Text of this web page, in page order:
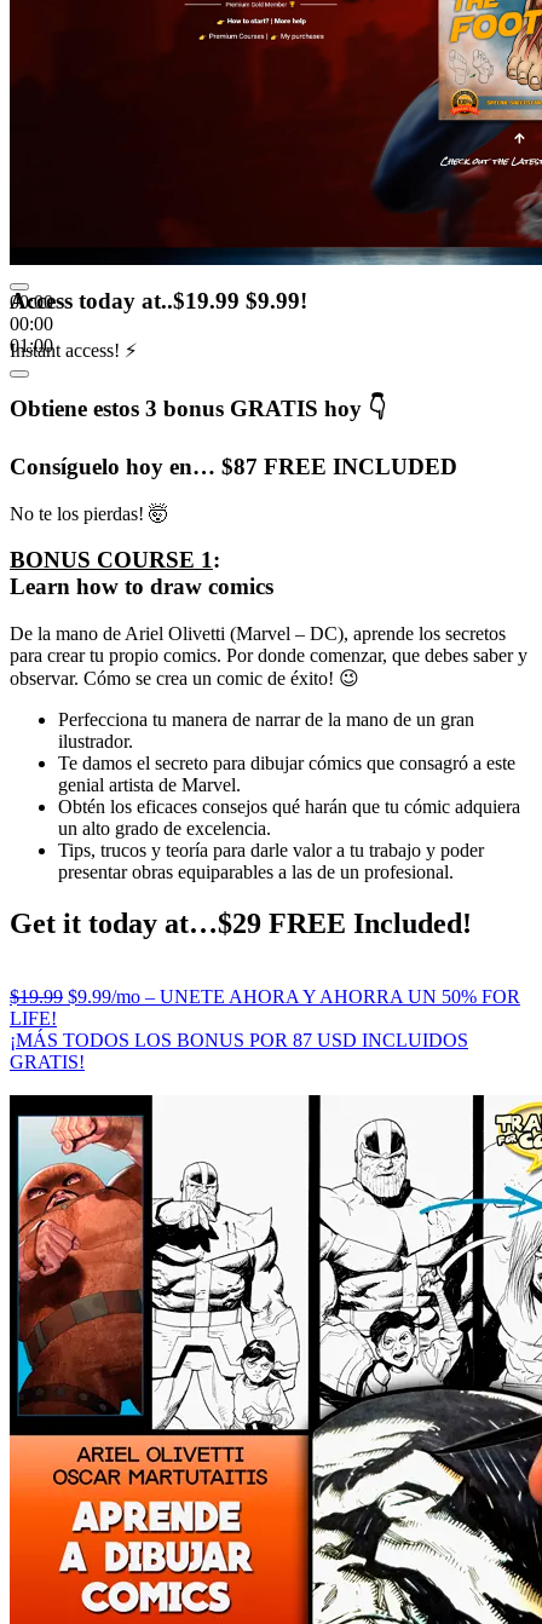
00:00
00:00
01:00
Access today at..$19.99 $9.99!
Instant access! ⚡
Obtiene estos 3 bonus GRATIS hoy 👇
Consíguelo hoy en… $87 FREE INCLUDED
No te los pierdas! 🤯
BONUS COURSE 1:
Learn how to draw comics
De la mano de Ariel Olivetti (Marvel – DC), aprende los secretos
para crear tu propio comics. Por donde comenzar, que debes saber y
observar. Cómo se crea un comic de éxito! 😉
Perfecciona tu manera de narrar de la mano de un gran
ilustrador.
Te damos el secreto para dibujar cómics que consagró a este
genial artista de Marvel.
Obtén los eficaces consejos qué harán que tu cómic adquiera
un alto grado de excelencia.
Tips, trucos y teoría para darle valor a tu trabajo y poder
presentar obras equiparables a las de un profesional.
Get it today at…$29 FREE Included!
$19.99 $9.99/mo – UNETE AHORA Y AHORRA UN 50% FOR
LIFE!
¡MÁS TODOS LOS BONUS POR 87 USD INCLUIDOS
GRATIS!